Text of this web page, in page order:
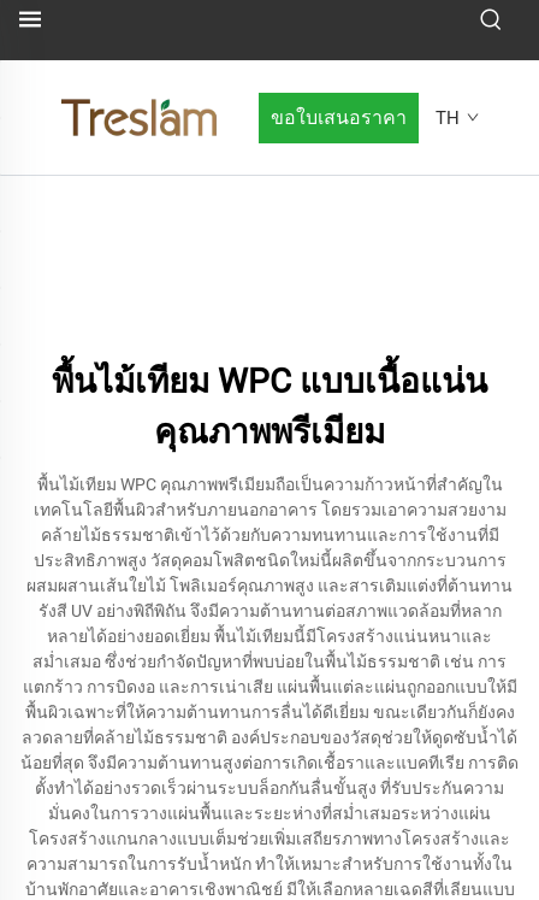
ขอใบเสนอราคา TH
พื้นไม้เทียม WPC แบบเนื้อแน่น
คุณภาพพรีเมียม
พื้นไม้เทียม WPC คุณภาพพรีเมียมถือเป็นความก้าวหน้าที่สำคัญใน
เทคโนโลยีพื้นผิวสำหรับภายนอกอาคาร โดยรวมเอาความสวยงาม
คล้ายไม้ธรรมชาติเข้าไว้ด้วยกับความทนทานและการใช้งานที่มี
ประสิทธิภาพสูง วัสดุคอมโพสิตชนิดใหม่นี้ผลิตขึ้นจากกระบวนการ
ผสมผสานเส้นใยไม้ โพลิเมอร์คุณภาพสูง และสารเติมแต่งที่ต้านทาน
รังสี UV อย่างพิถีพิถัน จึงมีความต้านทานต่อสภาพแวดล้อมที่หลาก
หลายได้อย่างยอดเยี่ยม พื้นไม้เทียมนี้มีโครงสร้างแน่นหนาและ
สม่ำเสมอ ซึ่งช่วยกำจัดปัญหาที่พบบ่อยในพื้นไม้ธรรมชาติ เช่น การ
แตกร้าว การบิดงอ และการเน่าเสีย แผ่นพื้นแต่ละแผ่นถูกออกแบบให้มี
พื้นผิวเฉพาะที่ให้ความต้านทานการลื่นได้ดีเยี่ยม ขณะเดียวกันก็ยังคง
ลวดลายที่คล้ายไม้ธรรมชาติ องค์ประกอบของวัสดุช่วยให้ดูดซับน้ำได้
น้อยที่สุด จึงมีความต้านทานสูงต่อการเกิดเชื้อราและแบคทีเรีย การติด
ตั้งทำได้อย่างรวดเร็วผ่านระบบล็อกกันลื่นขั้นสูง ที่รับประกันความ
มั่นคงในการวางแผ่นพื้นและระยะห่างที่สม่ำเสมอระหว่างแผ่น
โครงสร้างแกนกลางแบบเต็มช่วยเพิ่มเสถียรภาพทางโครงสร้างและ
ความสามารถในการรับน้ำหนัก ทำให้เหมาะสำหรับการใช้งานทั้งใน
บ้านพักอาศัยและอาคารเชิงพาณิชย์ มีให้เลือกหลายเฉดสีที่เลียนแบบ